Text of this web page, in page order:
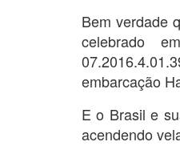
Bem verdade
celebrado
embarcação
E o Brasil e
acendendo